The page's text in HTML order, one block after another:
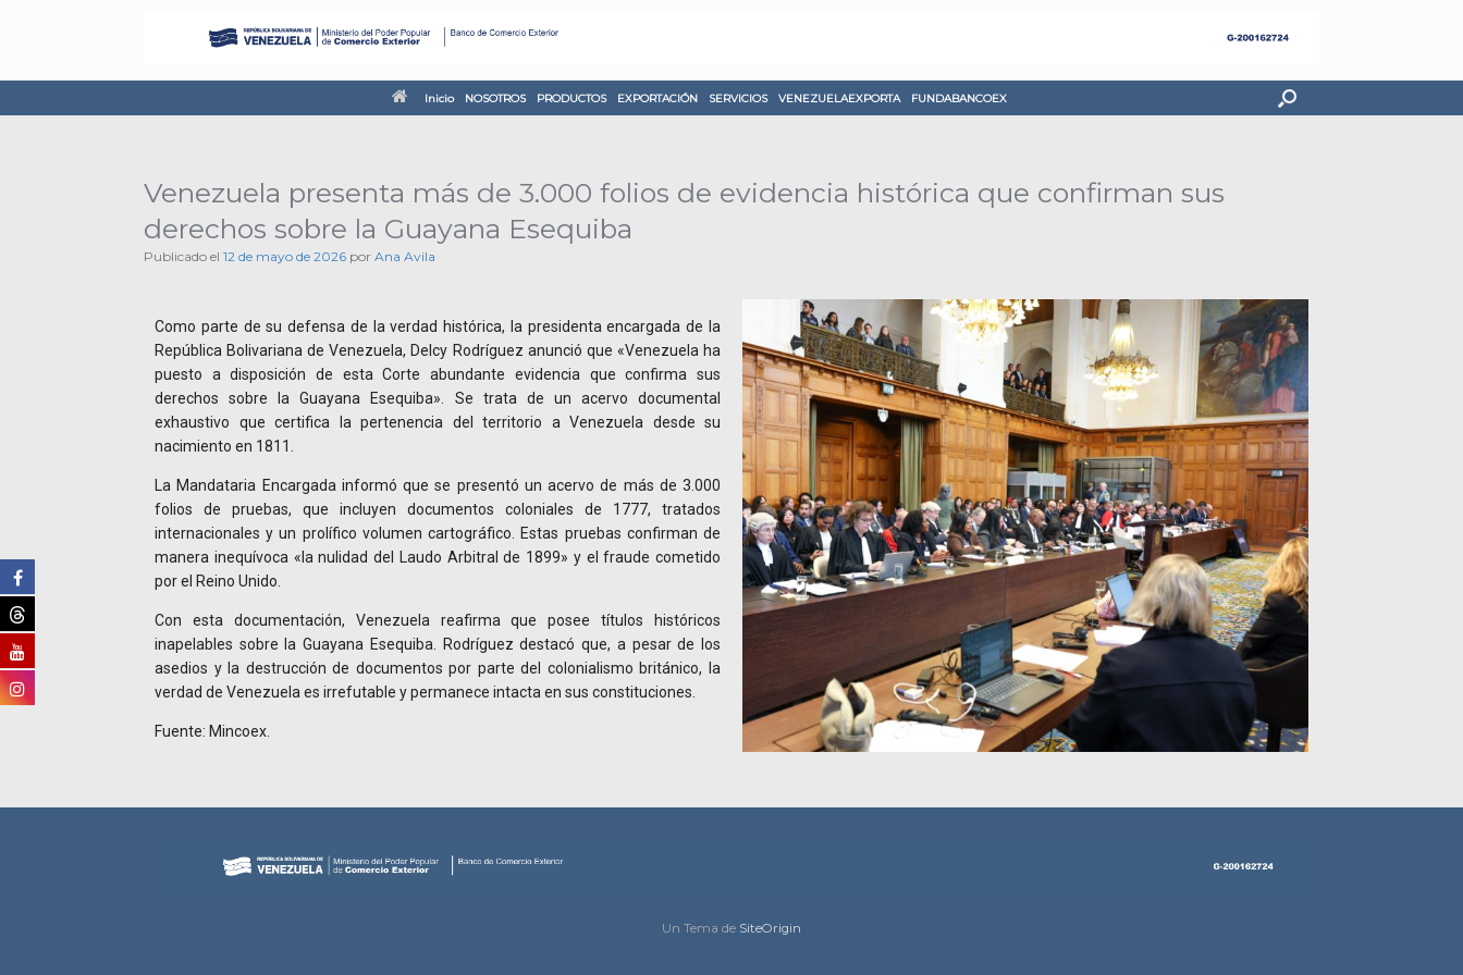
Inicio NOSOTROS PRODUCTOS EXPORTACIÓN SERVICIOS VENEZUELAEXPORTA FUNDABANCOEX
Venezuela presenta más de 3.000 folios de evidencia histórica que confirman sus
derechos sobre la Guayana Esequiba
Publicado el 12 de mayo de 2026 por Ana Avila
Como parte de su defensa de la verdad histórica, la presidenta encargada de la
República Bolivariana de Venezuela, Delcy Rodríguez anunció que «Venezuela ha
puesto a disposición de esta Corte abundante evidencia que confirma sus
derechos sobre la Guayana Esequiba». Se trata de un acervo documental
exhaustivo que certifica la pertenencia del territorio a Venezuela desde su
nacimiento en 1811.
La Mandataria Encargada informó que se presentó un acervo de más de 3.000
folios de pruebas, que incluyen documentos coloniales de 1777, tratados
internacionales y un prolífico volumen cartográfico. Estas pruebas confirman de
manera inequívoca «la nulidad del Laudo Arbitral de 1899» y el fraude cometido
por el Reino Unido.
Con esta documentación, Venezuela reafirma que posee títulos históricos
inapelables sobre la Guayana Esequiba. Rodríguez destacó que, a pesar de los
asedios y la destrucción de documentos por parte del colonialismo británico, la
verdad de Venezuela es irrefutable y permanece intacta en sus constituciones.
Fuente: Mincoex.
Un Tema de SiteOrigin